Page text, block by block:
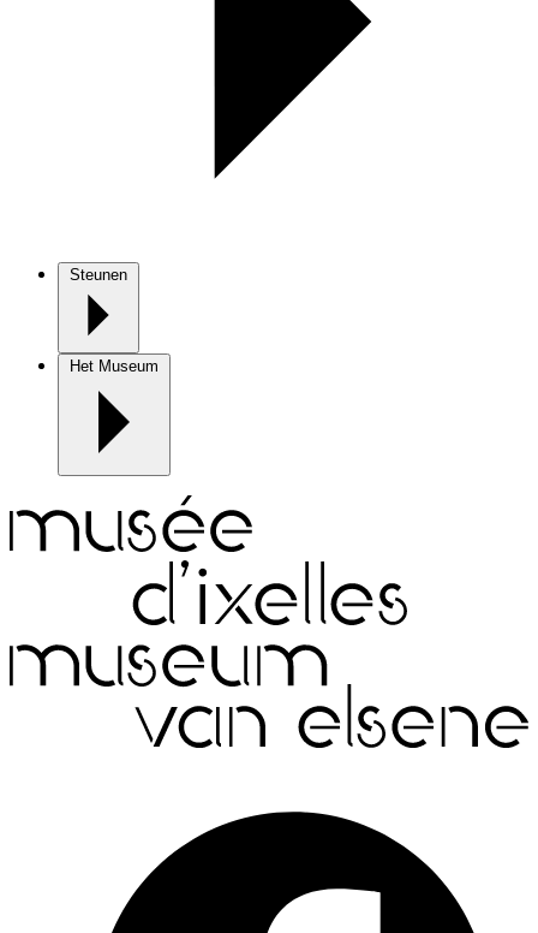
Steunen
Het Museum